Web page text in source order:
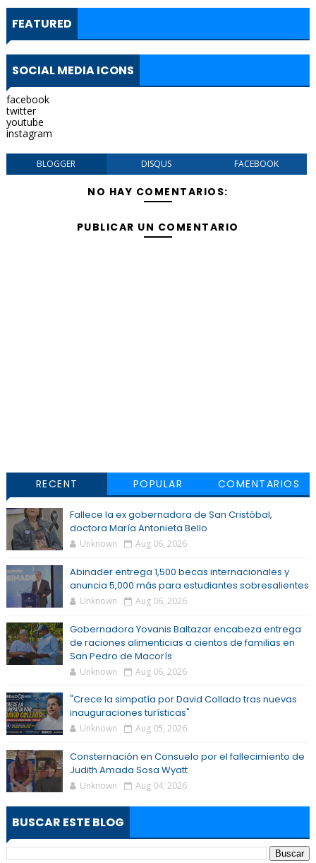
FEATURED
SOCIAL MEDIA ICONS
facebook
twitter
youtube
instagram
BLOGGER DISQUS FACEBOOK
NO HAY COMENTARIOS:
PUBLICAR UN COMENTARIO
RECENT POPULAR COMENTARIOS
Fallece la ex gobernadora de San Cristóbal,
doctora María Antonieta Bello
Unknown Aug 06, 2026
Abinader entrega 1,500 becas internacionales y
anuncia 5,000 más para estudiantes sobresalientes
Unknown Aug 06, 2026
Gobernadora Yovanis Baltazar encabeza entrega
de raciones alimenticias a cientos de familias en
San Pedro de Macorís
Unknown Aug 06, 2026
"Crece la simpatía por David Collado tras nuevas
inauguraciones turísticas"
Unknown Aug 05, 2026
Consternación en Consuelo por el fallecimiento de
Judith Amada Sosa Wyatt
Unknown Aug 04, 2026
BUSCAR ESTE BLOG